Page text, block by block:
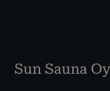
Sun Sauna